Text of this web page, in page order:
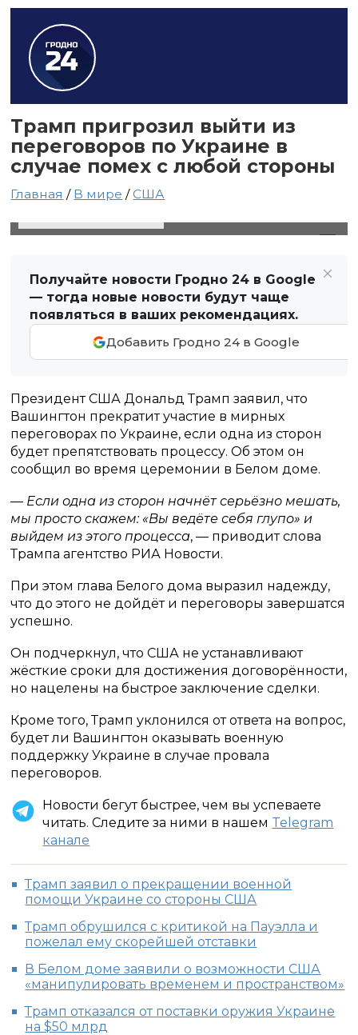
Трамп пригрозил выйти из
переговоров по Украине в
случае помех с любой стороны
Главная / В мире /США
Получайте новости Гродно 24 в Google
— тогда новые новости будут чаще
появляться в ваших рекомендациях.
Добавить Гродно 24 в Google
Президент США Дональд Трамп заявил, что
Вашингтон прекратит участие в мирных
переговорах по Украине, если одна из сторон
будет препятствовать процессу. Об этом он
сообщил во время церемонии в Белом доме.
— Если одна из сторон начнёт серьёзно мешать,
мы просто скажем: «Вы ведёте себя глупо» и
выйдем из этого процесса, — приводит слова
Трампа агентство РИА Новости.
При этом глава Белого дома выразил надежду,
что до этого не дойдёт и переговоры завершатся
успешно.
Он подчеркнул, что США не устанавливают
жёсткие сроки для достижения договорённости,
но нацелены на быстрое заключение сделки.
Кроме того, Трамп уклонился от ответа на вопрос,
будет ли Вашингтон оказывать военную
поддержку Украине в случае провала
переговоров.
Новости бегут быстрее, чем вы успеваете
читать. Следите за ними в нашем Telegram
канале
Трамп заявил о прекращении военной
помощи Украине со стороны США
Трамп обрушился с критикой на Пауэлла и
пожелал ему скорейшей отставки
В Белом доме заявили о возможности США
«манипулировать временем и пространством»
Трамп отказался от поставки оружия Украине
на $50 млрд